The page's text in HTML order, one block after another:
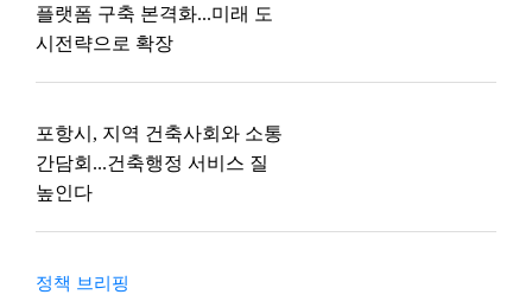
플랫폼 구축 본격화...미래 도
시전략으로 확장
포항시, 지역 건축사회와 소통
간담회...건축행정 서비스 질
높인다
정책 브리핑